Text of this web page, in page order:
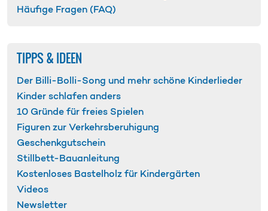
Häufige Fragen (FAQ)
TIPPS & IDEEN
Der Billi-Bolli-Song und mehr schöne Kinderlieder
Kinder schlafen anders
10 Gründe für freies Spielen
Figuren zur Verkehrs­beruhigung
Geschenk­gutschein
Stillbett-Bauanleitung
Kostenloses Bastelholz für Kindergärten
Videos
Newsletter